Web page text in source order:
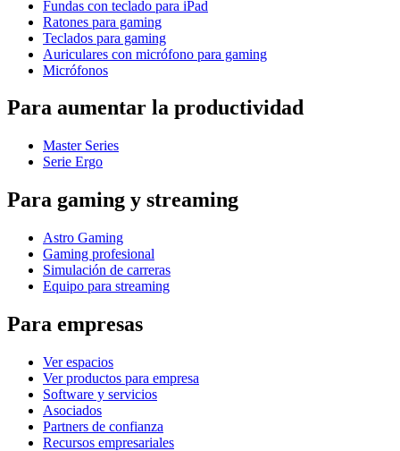
Fundas con teclado para iPad
Ratones para gaming
Teclados para gaming
Auriculares con micrófono para gaming
Micrófonos
Para aumentar la productividad
Master Series
Serie Ergo
Para gaming y streaming
Astro Gaming
Gaming profesional
Simulación de carreras
Equipo para streaming
Para empresas
Ver espacios
Ver productos para empresa
Software y servicios
Asociados
Partners de confianza
Recursos empresariales